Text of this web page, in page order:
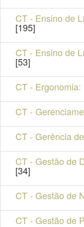
CT - Ensino de
[195]
CT - Ensino de
[53]
CT -
CT -
CT - Gerência
CT - Gestão de
[34]
CT - Gestão de
CT - Gestão de